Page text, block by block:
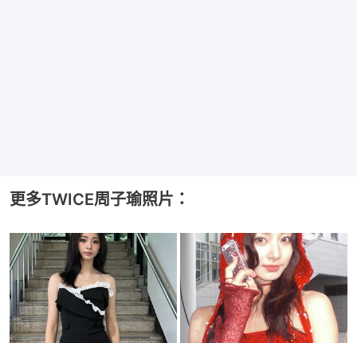
更多TWICE周子瑜照片：